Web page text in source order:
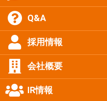
Q&A
採用情報
会社概要
IR情報